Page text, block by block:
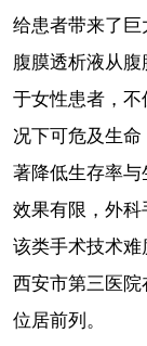
给患者带来了
腹膜透析液从
于女性患者，
况下可危及生
著降低生存率
效果有限，外
该类手术技术难
西安市第三医
位居前列。